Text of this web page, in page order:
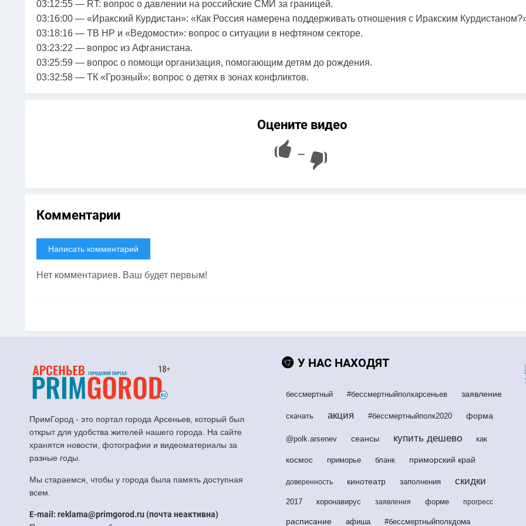
03:12:55 — RT: вопрос о давлении на российские СМИ за границей.
03:16:00 — «Иракский Курдистан»: «Как Россия намерена поддерживать отношения с Иракским
03:18:16 — ТВ НР и «Ведомости»: вопрос о ситуации в нефтяном секторе.
03:23:22 — вопрос из Афганистана.
03:25:59 — вопрос о помощи организация, помогающим детям до рождения.
03:32:58 — ТК «Грозный»: вопрос о детях в зонах конфликтов.
Оцените видео
—
Комментарии
Написать комментарий
Нет комментариев. Ваш будет первым!
ПримГород - это портал города Арсеньев, который был
открыт для удобства жителей нашего города. На сайте
хранятся новости, фотографии и видеоматериалы за
разные годы.
Мы стараемся, чтобы у города была память доступная
всем.
E-mail: reklama@primgorod.ru (почта неактивна)
У НАС НАХОДЯТ
бессмертный #бессмертныйполкарсеньев заявление
скачать акция #бессмертныйполк2020 форма
@polk.arsenev сеансы купить дешево как
космос приморье бланк приморский край
доверенность кинотеатр заполнения скидки
2017 коронавирус заявления форме прогресс
расписание афиша #бессмертныйполкдома